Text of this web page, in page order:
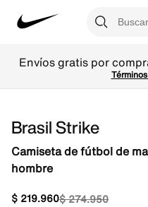
Envíos gratis por
Brasil Strike
Camiseta de fútbol de
hombre
$274.950
$ 219.960